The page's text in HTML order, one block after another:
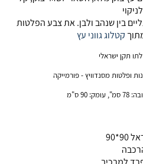
לניקוי
בין שנהב ולבן. את צבע הפלטות
קטלוג גווני עץ
תקן ישראלי
ופלטות מסנדוויץ - פורמייקה